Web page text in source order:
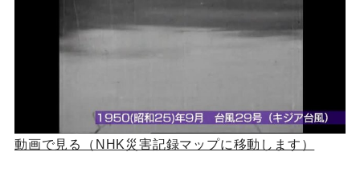
動画で見る（NHK災害記録マップに移動します）